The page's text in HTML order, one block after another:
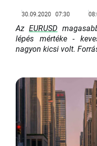
AzEURUSD
lépés mértéke -
nagyon kicsi volt.